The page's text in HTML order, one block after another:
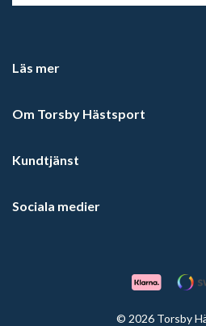
Läs mer
Om Torsby Hästsport
Kundtjänst
Sociala medier
© 2026 Torsby